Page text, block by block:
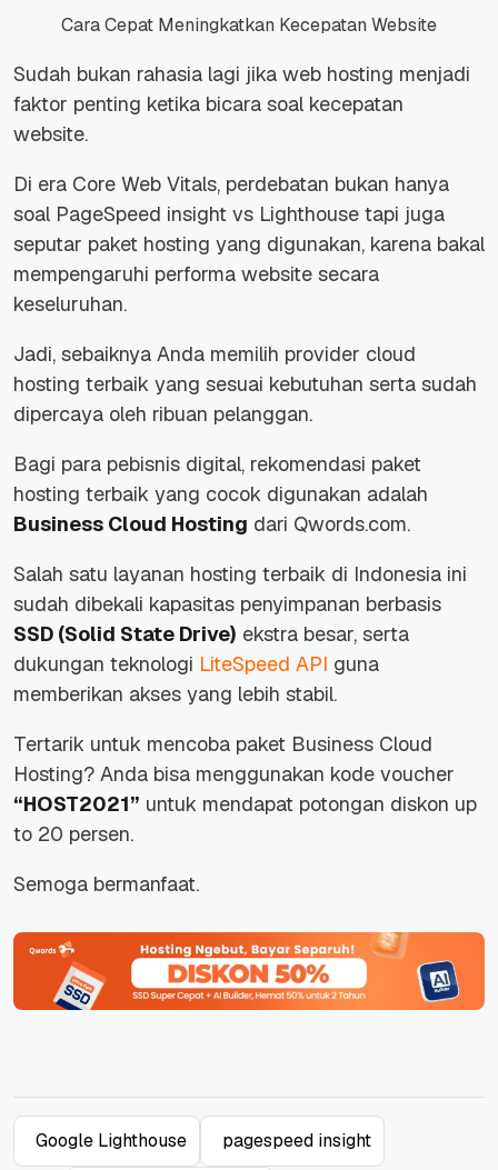
Cara Cepat Meningkatkan Kecepatan Website
Sudah bukan rahasia lagi jika web hosting menjadi
faktor penting ketika bicara soal kecepatan
website.
Di era Core Web Vitals, perdebatan bukan hanya
soal PageSpeed insight vs Lighthouse tapi juga
seputar paket hosting yang digunakan, karena bakal
mempengaruhi performa website secara
keseluruhan.
Jadi, sebaiknya Anda memilih provider cloud
hosting terbaik yang sesuai kebutuhan serta sudah
dipercaya oleh ribuan pelanggan.
Bagi para pebisnis digital, rekomendasi paket
hosting terbaik yang cocok digunakan adalah
Business Cloud Hosting dari Qwords.com.
Salah satu layanan hosting terbaik di Indonesia ini
sudah dibekali kapasitas penyimpanan berbasis
SSD (Solid State Drive) ekstra besar, serta
dukungan teknologi LiteSpeed API guna
memberikan akses yang lebih stabil.
Tertarik untuk mencoba paket Business Cloud
Hosting? Anda bisa menggunakan kode voucher
“HOST2021” untuk mendapat potongan diskon up
to 20 persen.
Semoga bermanfaat.
Google Lighthouse pagespeed insight